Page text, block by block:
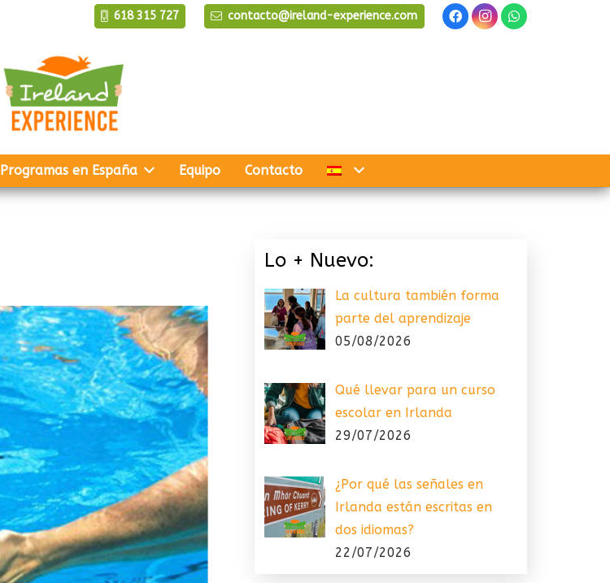
618 315 727 contacto@ireland-experience.com
Programas en España Equipo Contacto
Lo + Nuevo:
La cultura también forma
parte del aprendizaje
05/08/2026
Qué llevar para un curso
escolar en Irlanda
29/07/2026
¿Por qué las señales en
Irlanda están escritas en
dos idiomas?
22/07/2026